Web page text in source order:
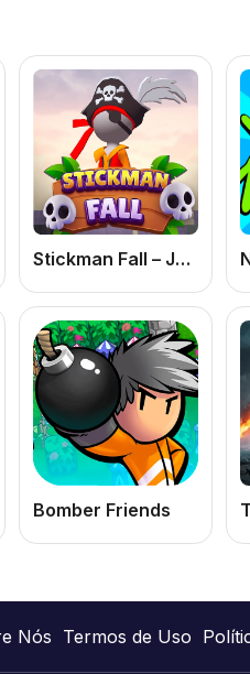
Stickman Fall – Jogo de Habilidade e Física Online Grátis
Bomber Friends
Nós Termos de Uso